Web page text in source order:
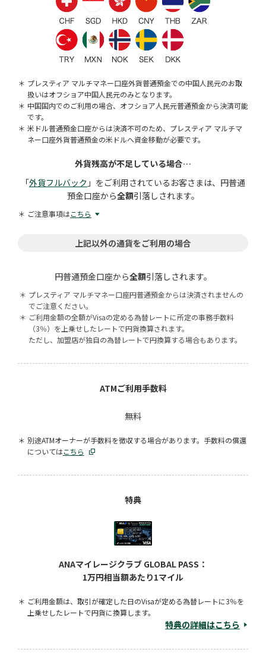
プレスティア マルチマネー口座外貨普通預金での中国人民元のお取
扱いはオフショア中国人民元のみとなります。
中国国内でのご利用の場合、オフショア人民元普通預金から決済可能
です。
米ドル普通預金口座からは決済不可のため、プレスティア マルチマ
ネー口座外貨普通預金の米ドルへ資金移動が必要です。
外貨残高が不足している場合…
「外貨フルバック 」をご利用されているお客さまは、円普通
預金口座から全額引落しされます。
ご注意事項はこちら
上記以外の通貨をご利用の場合
円普通預金口座から全額引落しされます。
＊ プレスティア マルチマネー口座円普通預金からは決済されませんの
でご注意ください。
＊ ご利用金額の全額がVisaの定める為替レートに所定の事務手数料
（3％）を上乗せしたレートで円貨換算されます。
ただし、加盟店が独自の為替レートで円換算する場合もあります。
ATMご利用手数料
無料
別途ATMオーナーが手数料を徴収する場合があります。手数料の償還
についてはこちら
特典
ANAマイレージクラブ GLOBAL PASS：
1万円相当額あたり1マイル
ご利用金額は、取引が確定した日のVisaが定める為替レートに3％を
上乗せしたレートで円貨に換算します。
特典の詳細はこちら